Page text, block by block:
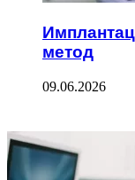
метод
09.06.2026